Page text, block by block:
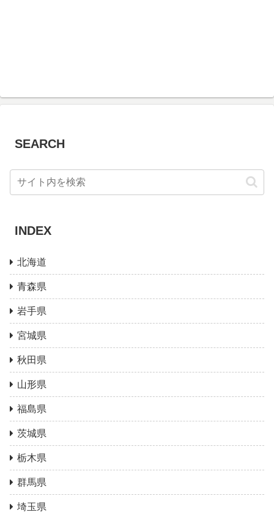
SEARCH
INDEX
北海道
青森県
岩手県
宮城県
秋田県
山形県
福島県
茨城県
栃木県
群馬県
埼玉県